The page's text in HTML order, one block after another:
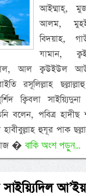
আইম্মাহ্,
আলম,
বিদয়াহ,
যামান,
আল ক্বউইউল
রসূলিল্লাহ
ক্বিবলা
বলেন, পবিত্র হাদীছ
হুযূর পাক
�বাকি অংশ পড়ুন...
সাইয়্যিদিল